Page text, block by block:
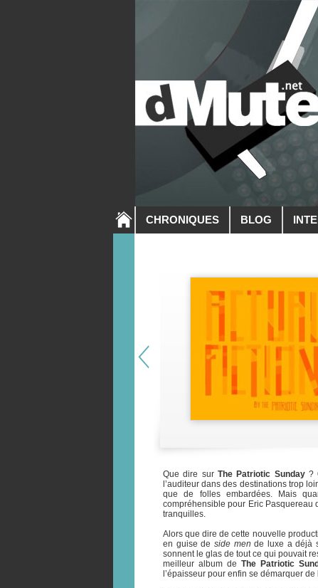
CHRONIQUES BLOG
Que dire sur The Patriotic Sunday?
l’auditeur dans des destinations trop
que de folles embardées. Mais
compréhensible pour Eric Pasquereau
tranquilles.
Alors que dire de cette nouvelle
en guise de side men de luxe a déjà
sonnent le glas de tout ce qui pouvait
meilleur album deThe Patriotic
l’épaisseur pour enfin se démarquer